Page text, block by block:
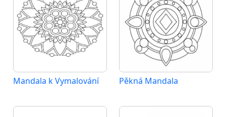
Mandala k Vymalování Pěkná Mandala